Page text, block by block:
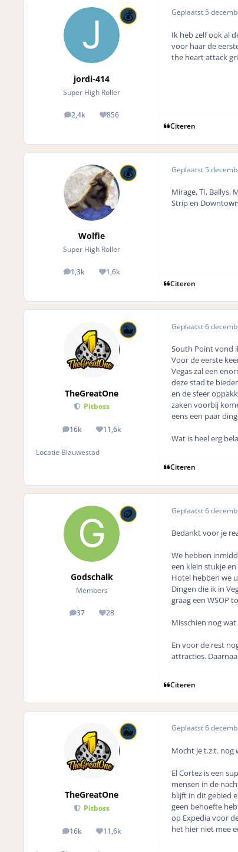
jordi-414
Super High Roller
2,4k
posts 856
Reputation
Geplaatst 5
Ik heb zelf ook al
voor haar de
the heart attack
Citeren
Wolfie
Super High Roller
1,3k
posts 1,6k
Reputation
Geplaatst 5
Mirage, TI, Ballys,
Strip en
Citeren
TheGreatOne
Pitboss
16k
posts 11,6k
Reputation
Locatie Blauwestad
Geplaatst6
South Pointvond
Voor de eerste
Vegas zal een
deze stad te
en de sfeer
zaken voorbij
eens een paar
Wat is heel erg
Citeren
Godschalk
Members
37
posts 28
Reputation
Geplaatst6
Bedankt voor je
We hebben
een klein stukje
Hotel hebben we
Dingen die ik in
graag een WSOP
Misschien nog
En voor de rest
attracties.
Citeren
TheGreatOne
Pitboss
16k
posts 11,6k
Reputation
Geplaatst6
Mocht je t.z.t. nog
El Cortez is een
mensen in de
blijft in dit gebied
geen behoefte
op Expedia voor
het hier niet mee